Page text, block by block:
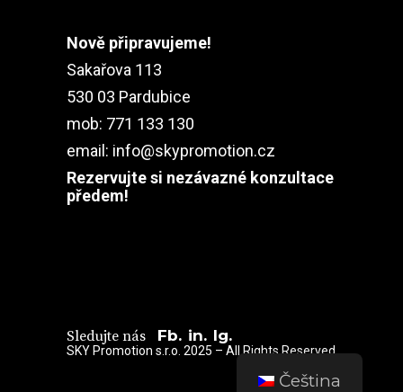
Nově připravujeme!
Sakařova 113
530 03 Pardubice
mob: 771 133 130
email: info@skypromotion.cz
Rezervujte si nezávazné konzultace
předem!
Sledujte nás Fb. in. Ig.
SKY Promotion s.r.o. 2025 – All Rights Reserved
Čeština